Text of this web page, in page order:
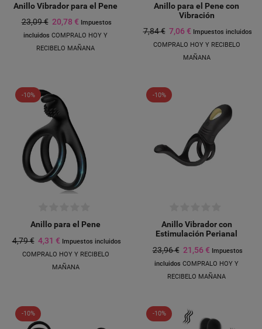
Anillo Vibrador para el Pene
23,09 € 20,78 € Impuestos
incluidos COMPRALO HOY Y
RECIBELO MAÑANA
Anillo para el Pene con
Vibración
7,84 € 7,06 € Impuestos incluidos
COMPRALO HOY Y RECIBELO
MAÑANA
-10%
Anillo para el Pene
4,79 € 4,31 € Impuestos incluidos
COMPRALO HOY Y RECIBELO
MAÑANA
-10%
Anillo Vibrador con
Estimulación Perianal
23,96 € 21,56 € Impuestos
incluidos COMPRALO HOY Y
RECIBELO MAÑANA
-10% -10%